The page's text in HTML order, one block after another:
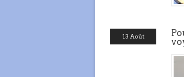
13 Août